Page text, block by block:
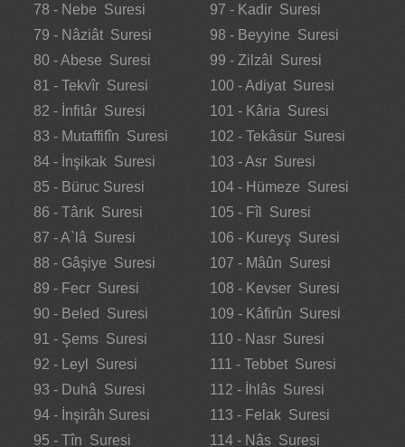
78 - Nebe Suresi
79 - Nâziât Suresi
80 - Abese Suresi
81 - Tekvîr Suresi
82 - İnfitâr Suresi
83 - Mutaffifîn Suresi
84 - İnşikak Suresi
85 - Büruc Suresi
86 - Târık Suresi
87 - A`lâ Suresi
88 - Gâşiye Suresi
89 - Fecr Suresi
90 - Beled Suresi
91 - Şems Suresi
92 - Leyl Suresi
93 - Duhâ Suresi
94 - İnşirâh Suresi
95 - Tîn Suresi
97 - Kadir Suresi
98 - Beyyine Suresi
99 - Zilzâl Suresi
100 - Adiyat Suresi
101 - Kâria Suresi
102 - Tekâsür Suresi
103 - Asr Suresi
104 - Hümeze Suresi
105 - Fîl Suresi
106 - Kureyş Suresi
107 - Mâûn Suresi
108 - Kevser Suresi
109 - Kâfirûn Suresi
110 - Nasr Suresi
111 - Tebbet Suresi
112 - İhlâs Suresi
113 - Felak Suresi
114 - Nâs Suresi